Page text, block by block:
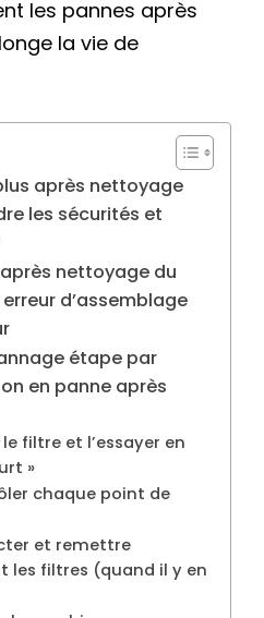
les pannes après
la vie de
après nettoyage
les sécurités et
nettoyage du
d’assemblage
étape par
en panne après
le filtre et l’essayer en
»
chaque point de
et remettre
les filtres (quand il y en